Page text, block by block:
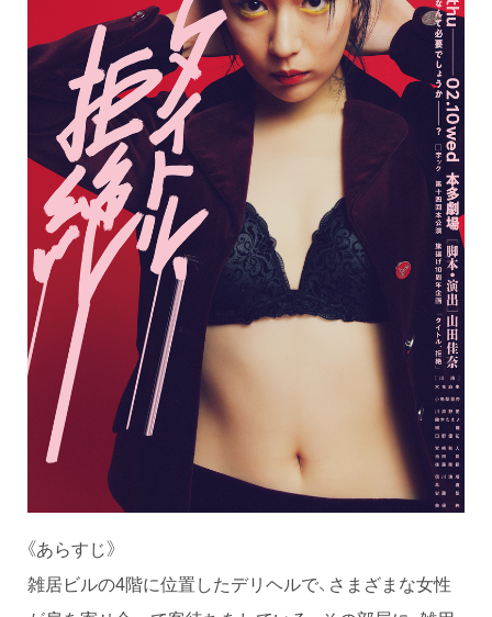
《あらすじ》
雑居ビルの4階に位置したデリヘルで、さまざまな女性